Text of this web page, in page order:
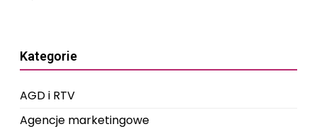
Kategorie
AGD i RTV
Agencje marketingowe